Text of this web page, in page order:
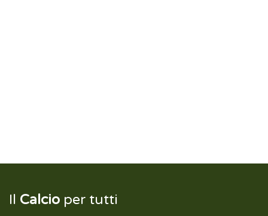
Il Calcio per tutti